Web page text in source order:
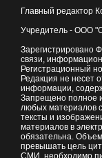
Главный редактор
Учредитель - ООО
Зарегистрировано
связи,
Регистрационный
Редакция не несет
информации,
Запрещено полное
любых материалов
тексты и
материалов в
обязательна.
превышать цель
СМИ, необходимо